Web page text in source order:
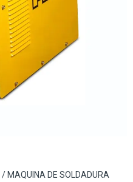
/ MAQUINA DE SOLDADURA